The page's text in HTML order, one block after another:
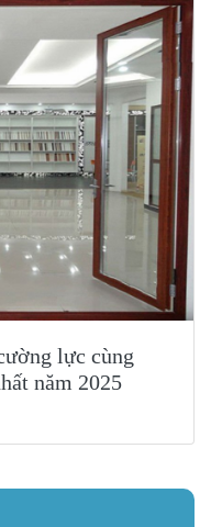
lực cùng
năm 2025